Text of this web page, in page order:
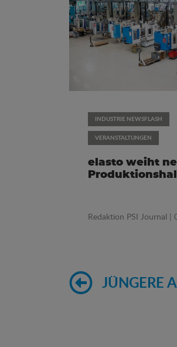
INDUSTRIE NEWSFLASH
VERANSTALTUNGEN
elasto weiht
Redaktion PSI Journal |
JÜNGERE